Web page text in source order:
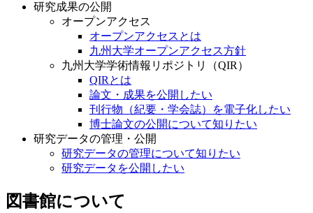
研究成果の公開
オープンアクセス
オープンアクセスとは
九州大学オープンアクセス方針
九州大学学術情報リポジトリ（QIR）
QIRとは
論文・成果を公開したい
刊行物（紀要・学会誌）を電子化したい
博士論文の公開について知りたい
研究データの管理・公開
研究データの管理について知りたい
研究データを公開したい
図書館について